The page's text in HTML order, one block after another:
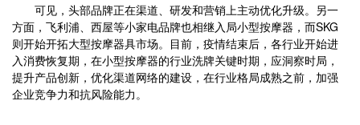
可见，头部品牌正在渠道、研发和营销上主动优化升级。另一
方面，飞利浦、西屋等小家电品牌也相继入局小型按摩器，而SKG
则开始开拓大型按摩器具市场。目前，疫情结束后，各行业开始进
入消费恢复期，在小型按摩器的行业洗牌关键时期，应洞察时局，
提升产品创新，优化渠道网络的建设，在行业格局成熟之前，加强
企业竞争力和抗风险能力。